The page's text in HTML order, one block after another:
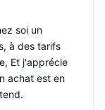
soi un
à des tarifs
Et j'apprécie
achat est en